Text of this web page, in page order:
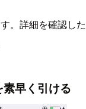
。詳細を確認し
早く引ける